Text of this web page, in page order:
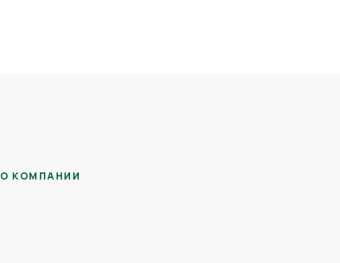
О КОМПАНИИ